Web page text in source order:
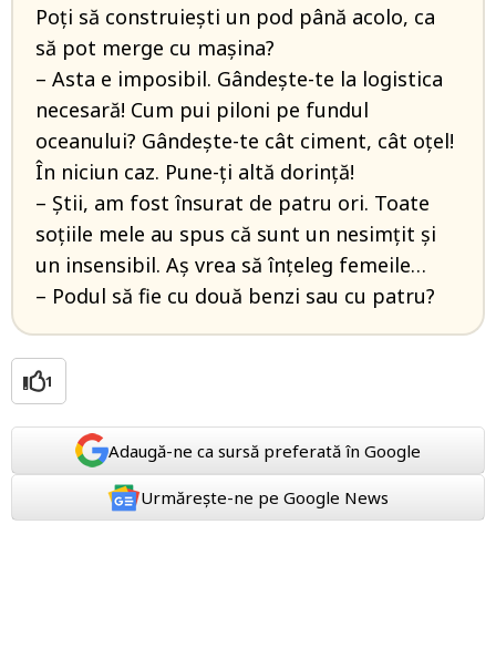
Poți să construiești un pod până acolo, ca
să pot merge cu mașina?
– Asta e imposibil. Gândește-te la logistica
necesară! Cum pui piloni pe fundul
oceanului? Gândește-te cât ciment, cât oțel!
În niciun caz. Pune-ți altă dorință!
– Știi, am fost însurat de patru ori. Toate
soțiile mele au spus că sunt un nesimțit și
un insensibil. Aș vrea să înțeleg femeile…
– Podul să fie cu două benzi sau cu patru?
1
Adaugă-ne ca sursă preferată în Google
Urmărește-ne pe Google News